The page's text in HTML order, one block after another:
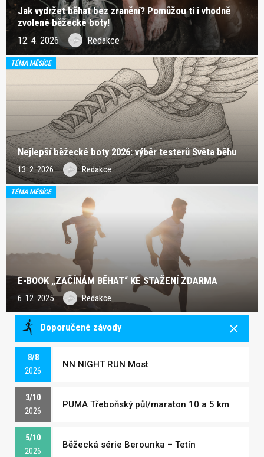
Jak vydržet běhat bez zranění? Pomůžou ti i vhodně
zvolené běžecké boty!
12. 4. 2026 Redakce
TÉMA MĚSÍCE
Nejlepší běžecké boty 2026: výběr testerů Světa běhu
13. 2. 2026 Redakce
TÉMA MĚSÍCE
E-BOOK „ZAČÍNÁM BĚHAT“ KE STAŽENÍ ZDARMA
6. 12. 2025 Redakce
Doporučené závody
8/8
2026
NN NIGHT RUN Most
3/10
2026
PUMA Třeboňský půl/maraton 10 a 5 km
5/10
2026
Běžecká série Berounka – Tetín